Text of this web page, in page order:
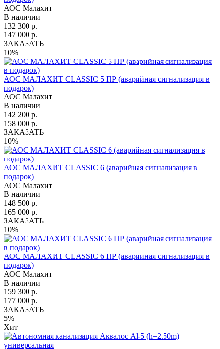
АОС Малахит
В наличии
132 300 р.
147 000 р.
ЗАКАЗАТЬ
10%
АОС МАЛАХИТ CLASSIC 5 ПР (аварийная сигнализация в
подарок)
АОС Малахит
В наличии
142 200 р.
158 000 р.
ЗАКАЗАТЬ
10%
АОС МАЛАХИТ CLASSIC 6 (аварийная сигнализация в
подарок)
АОС Малахит
В наличии
148 500 р.
165 000 р.
ЗАКАЗАТЬ
10%
АОС МАЛАХИТ CLASSIC 6 ПР (аварийная сигнализация в
подарок)
АОС Малахит
В наличии
159 300 р.
177 000 р.
ЗАКАЗАТЬ
5%
Хит